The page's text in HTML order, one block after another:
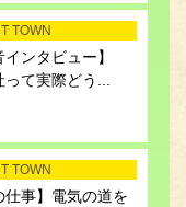
TOWN
インタビュー】
って実際どう...
TOWN
仕事】電気の道を